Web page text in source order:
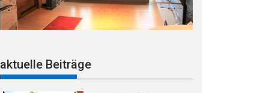
aktuelle Beiträge